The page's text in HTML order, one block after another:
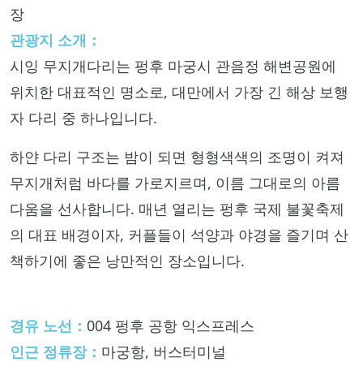
장
관광지 소개：
시잉 무지개다리는 펑후 마궁시 관음정 해변공원에
위치한 대표적인 명소로, 대만에서 가장 긴 해상 보행
자 다리 중 하나입니다.
하얀 다리 구조는 밤이 되면 형형색색의 조명이 켜져
무지개처럼 바다를 가로지르며, 이름 그대로의 아름
다움을 선사합니다. 매년 열리는 펑후 국제 불꽃축제
의 대표 배경이자, 커플들이 석양과 야경을 즐기며 산
책하기에 좋은 낭만적인 장소입니다.
경유 노선： 004 펑후 공항 익스프레스
인근 정류장： 마궁항, 버스터미널